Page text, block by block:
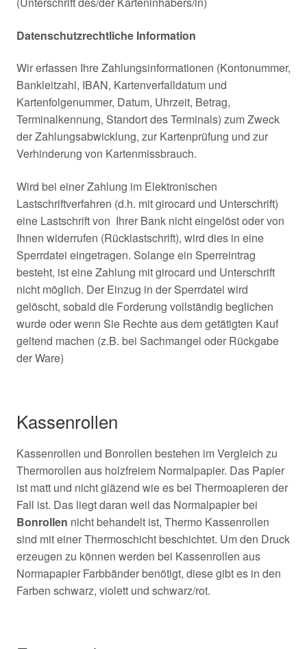
Datenschutzrechtliche Information
Wir erfassen Ihre Zahlungsinformationen (Kontonummer,
Bankleitzahl, IBAN, Kartenverfalldatum und
Kartenfolgenummer, Datum, Uhrzeit, Betrag,
Terminalkennung, Standort des Terminals) zum Zweck
der Zahlungsabwicklung, zur Kartenprüfung und zur
Verhinderung von Kartenmissbrauch.
Wird bei einer Zahlung im Elektronischen
Lastschriftverfahren (d.h. mit girocard und Unterschrift)
eine Lastschrift von Ihrer Bank nicht eingelöst oder von
Ihnen widerrufen (Rücklastschrift), wird dies in eine
Sperrdatei eingetragen. Solange ein Sperreintrag
besteht, ist eine Zahlung mit girocard und Unterschrift
nicht möglich. Der Einzug in der Sperrdatei wird
gelöscht, sobald die Forderung vollständig beglichen
wurde oder wenn Sie Rechte aus dem getätigten Kauf
geltend machen (z.B. bei Sachmangel oder Rückgabe
der Ware)
Kassenrollen
Kassenrollen und Bonrollen bestehen im Vergleich zu
Thermorollen aus holzfreiem Normalpapier. Das Papier
ist matt und nicht gläzend wie es bei Thermoapieren der
Fall ist. Das liegt daran weil das Normalpapier bei
Bonrollen nicht behandelt ist, Thermo Kassenrollen
sind mit einer Thermoschicht beschichtet. Um den Druck
erzeugen zu können werden bei Kassenrollen aus
Normapapier Farbbänder benötigt, diese gibt es in den
Farben schwarz, violett und schwarz/rot.